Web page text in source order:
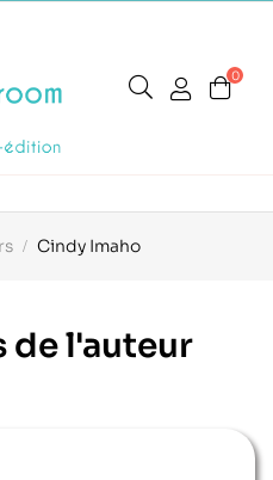
0
Cindy Imaho
de l'auteur